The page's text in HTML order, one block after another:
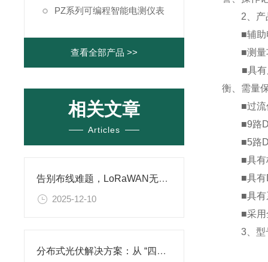
PZ系列可编程智能电测仪表
查看全部产品 >>
相关文章
Articles
告别布线难题，LoRaWAN无线物联，让能源管理“一网覆盖，一键掌控”
2025-12-10
分布式光伏解决方案：从 “四可” 能力到全链条智控能源转型实践
2、产
■辅助电
■测量功
■具有反
衡、需量
■过流保
■9路DI
■5路DO
■具有标
■具有
■具有系
■采用全
3、型